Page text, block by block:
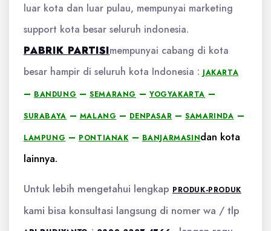
luar kota dan luar pulau, mempunyai marketing
support kota besar seluruh indonesia.
PABRIK PARTISImempunyai cabang di kota
besar hampir di seluruh kota Indonesia : JAKARTA
– BANDUNG –SEMARANG –YOGYAKARTA –
SURABAYA – MALANG – DENPASAR –SAMARINDA –
LAMPUNG – PONTIANAK – BANJARMASINdan kota
lainnya.
Untuk lebih mengetahui lengkap PRODUK-PRODUK
kami bisa konsultasi langsung di nomer wa / tlp